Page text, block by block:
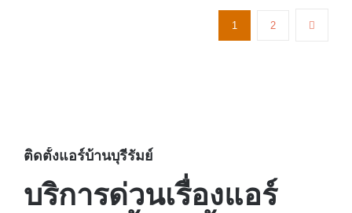
1 2
ติดตั้งแอร์บ้านบุรีรัมย์
บริการด่วนเรื่องแอร์